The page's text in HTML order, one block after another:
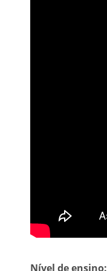
Nível de ensino: